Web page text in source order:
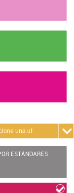
ESTÁNDARES